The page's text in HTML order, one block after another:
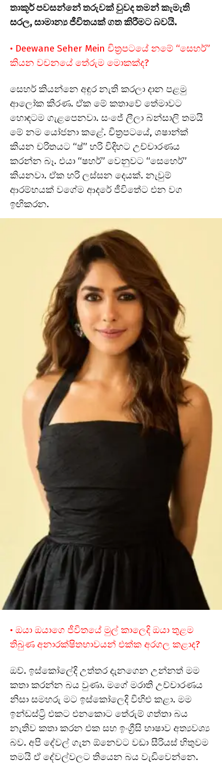
තාකූර් පවසන්නේ තරුවක් වුවද තමන් කැමැති
සරල, සාමාන්‍ය ජීවිතයක් ගත කිරීමට බවයි.
• Deewane Seher Mein චිත්‍රපටයේ නමේ “සෙහර්”
කියන වචනයේ තේරුම මොකක්ද?
සෙහර් කියන්නෙ අඳුර නැති කරලා දාන පළමු
ආලෝක කිරණ. ඒක මේ කතාවේ තේමාවට
හොඳටම ගැළපෙනවා. සංජේ ලීලා බන්සාලි තමයි
මේ නම යෝජනා කළේ. චිත්‍රපටයේ, ශෂාන්ක්
කියන චරිතයට “ෂ්” හරි විදිහට උච්චාරණය
කරන්න බෑ. එයා “ෂහර්” වෙනුවට “සෙහෙර්”
කියනවා. ඒක හරි ලස්සන දෙයක්. නැවුම්
ආරම්භයක් වගේම ආදරේ ජීවිතේට එන වග
ඉඟිකරන.
• ඔයා ඔයාගෙ ජීවිතයේ මුල් කාලෙදි ඔයා තුළම
තිබුණ අනාරක්ෂිතභාවයන් එක්ක අරගල කළාද?
ඔව්. ඉස්කෝලේදි උත්තර දැනගෙන උන්නත් මම
කතා කරන්න බය වුණා. මගේ මරාති උච්චාරණය
නිසා සමහරු මට ඉස්කෝලෙදි විහිළු කළා. මම
ඉන්ඩස්ට්‍රි එකට එනකොට තේරුම් ගත්තා බය
නැතිව කතා කරන එක සහ ඉංග්‍රීසි භාෂාව අත්‍යවශ්‍ය
බව. අපි දේවල් ගැන ඕනෙවට වඩා සීරියස් හිතුවම
තමයි ඒ දේවල්වලට තියෙන බය වැඩිවෙන්නෙ.